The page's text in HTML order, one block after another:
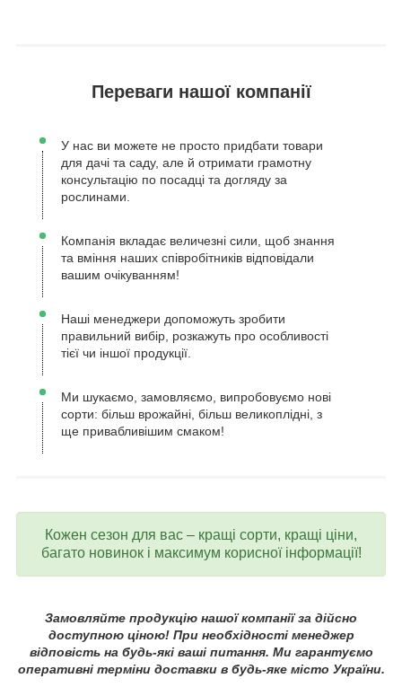
Переваги нашої компанії
У нас ви можете не просто придбати товари
для дачі та саду, але й отримати грамотну
консультацію по посадці та догляду за
рослинами.
Компанія вкладає величезні сили, щоб знання
та вміння наших співробітників відповідали
вашим очікуванням!
Наші менеджери допоможуть зробити
правильний вибір, розкажуть про особливості
тієї чи іншої продукції.
Ми шукаємо, замовляємо, випробовуємо нові
сорти: більш врожайні, більш великоплідні, з
ще привабливішим смаком!
Кожен сезон для вас – кращі сорти, кращі ціни,
багато новинок і максимум корисної інформації!
Замовляйте продукцію нашої компанії за дійсно
доступною ціною! При необхідності менеджер
відповість на будь-які ваші питання. Ми гарантуємо
оперативні терміни доставки в будь-яке місто України.